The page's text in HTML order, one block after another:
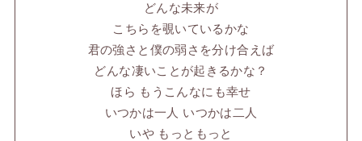
どんな未来が
こちらを覗いているかな
君の強さと僕の弱さを分け合えば
どんな凄いことが起きるかな？
ほら もうこんなにも幸せ
いつかは一人 いつかは二人
いや もっともっと